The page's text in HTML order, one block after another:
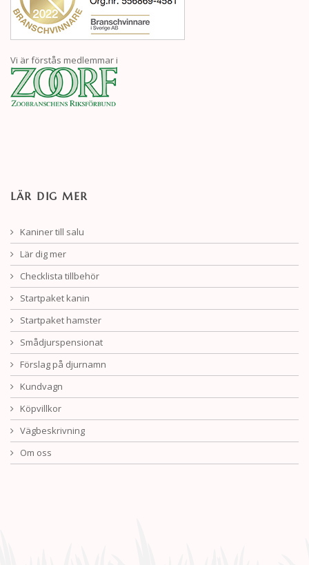
Vi är förstås medlemmar i
LÄR DIG MER
Kaniner till salu
Lär dig mer
Checklista tillbehör
Startpaket kanin
Startpaket hamster
Smådjurspensionat
Förslag på djurnamn
Kundvagn
Köpvillkor
Vägbeskrivning
Om oss